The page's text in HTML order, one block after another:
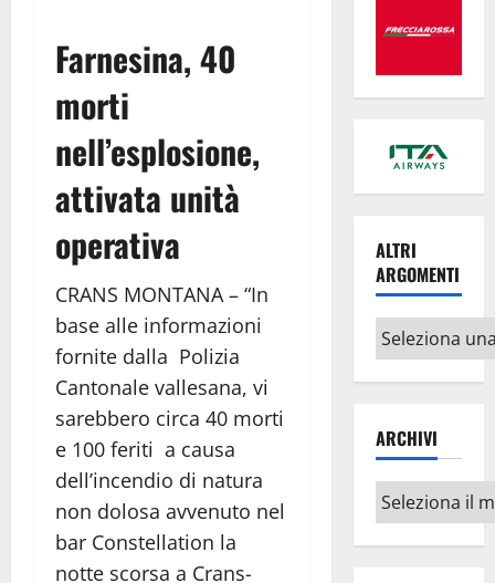
Farnesina, 40
morti
nell’esplosione,
attivata unità
operativa
CRANS MONTANA – “In
base alle informazioni
fornite dalla Polizia
Cantonale vallesana, vi
sarebbero circa 40 morti
e 100 feriti a causa
dell’incendio di natura
non dolosa avvenuto nel
bar Constellation la
notte scorsa a Crans-
ALTRI
ARGOMENTI
Altri
argomenti
ARCHIVI
Archivi